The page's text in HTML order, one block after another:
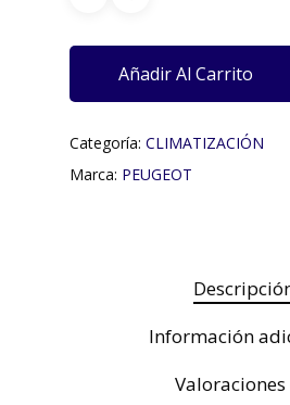
Añadir Al Carrito
Categoría: CLIMATIZACIÓN
Marca: PEUGEOT
Información
Valoraciones